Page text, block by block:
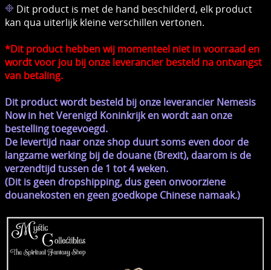
Dit product is met de hand beschilderd, elk product
kan qua uiterlijk kleine verschillen vertonen.
*Dit product hebben wij momenteel niet in voorraad en
wordt voor jou bij onze leverancier besteld na ontvangst
van betaling.
Dit product wordt besteld bij onze leverancier Nemesis
Now in het Verenigd Koninkrijk en wordt aan onze
bestelling toegevoegd.
De levertijd naar onze shop duurt soms even door de
langzame werking bij de douane (Brexit), daarom is de
verzendtijd tussen de 1 tot 4 weken.
(Dit is geen dropshipping, dus geen onvoorziene
douanekosten en geen goedkope Chinese namaak.)